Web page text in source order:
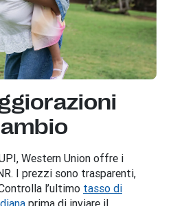
Western Union offre i
I prezzi sono trasparenti,
l’ultimo tasso di
prima di inviare il